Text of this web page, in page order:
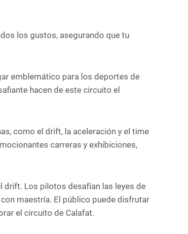
los gustos, asegurando que tu
emblemático para los deportes de
hacen de este circuito el
como el drift, la aceleración y el time
carreras y exhibiciones,
drift. Los pilotos desafían las leyes de
maestría. El público puede disfrutar
el circuito de Calafat.